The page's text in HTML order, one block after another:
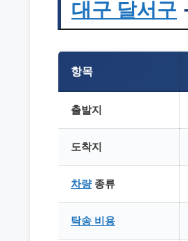
대구 달서구
항목
출발지
도착지
차량종류
탁송 비용